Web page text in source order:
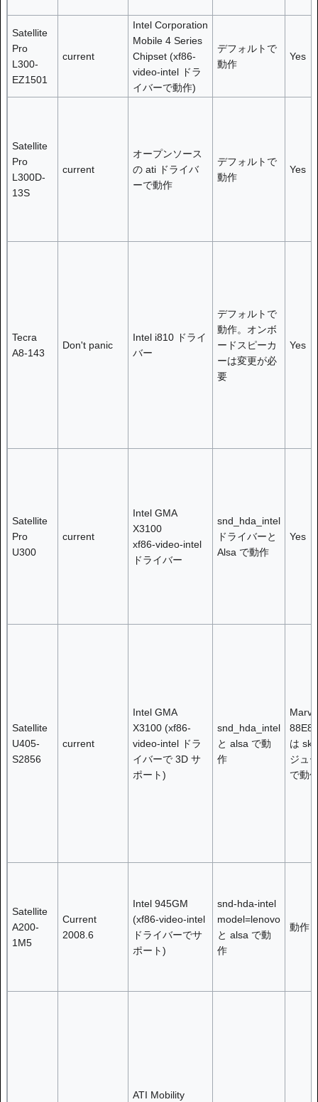
Satellite
Pro
L300-
EZ1501
current
Intel Corporation
Mobile 4 Series
Chipset (xf86-
video-intel ドラ
イバーで動作)
デフォルトで
動作
Yes
Satellite
Pro
L300D-
13S
current
オープンソース
の ati ドライバ
ーで動作
デフォルトで
動作
Yes
Tecra
A8-143
Don't panic
Intel i810 ドライ
バー
デフォルトで
動作。オンボ
ードスピーカ
ーは変更が必
要
Yes
Satellite
Pro
U300
current
Intel GMA
X3100
xf86-video-intel
ドライバー
snd_hda_intel
ドライバーと
Alsa で動作
Yes
Satellite
U405-
S2856
current
Intel GMA
X3100 (xf86-
video-intel ドラ
イバーで 3D サ
ポート)
snd_hda_intel
と alsa で動
作
は
ジュ
で動
Satellite
A200-
1M5
Current
2008.6
Intel 945GM
(xf86-video-intel
ドライバーでサ
ポート)
snd-hda-intel
model=lenovo
と alsa で動
作
動作
ATI Mobility